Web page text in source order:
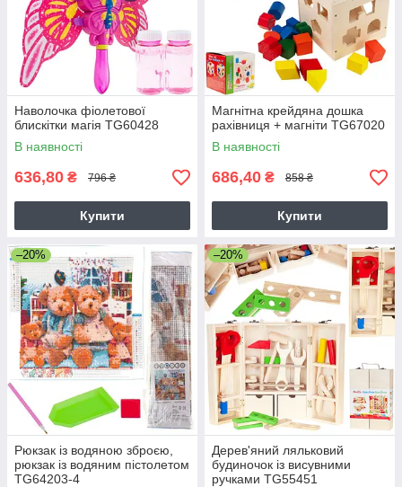
Наволочка фіолетової
блискітки магія TG60428
В наявності
636,80 ₴ 796 ₴
Купити
Магнітна крейдяна дошка
рахівниця + магніти TG67020
В наявності
686,40 ₴ 858 ₴
Купити
–20%
Рюкзак із водяною зброєю,
рюкзак із водяним пістолетом
TG64203-4
–20%
Дерев'яний ляльковий
будиночок із висувними
ручками TG55451